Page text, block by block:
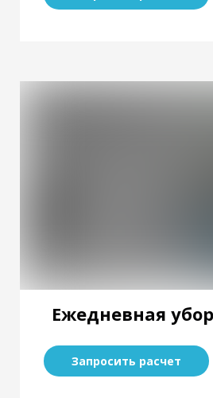
Ежедневная
Запросить расчет